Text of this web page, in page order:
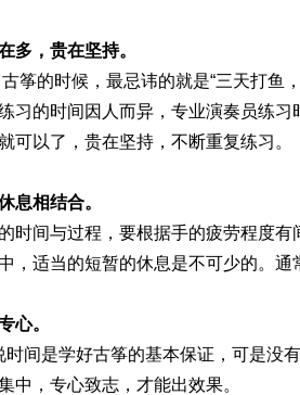
多，贵在坚持。
的时候，最忌讳的就是“三天打鱼，
习的时间因人而异，专业演奏员练
可以了，贵在坚持，不断重复练习。
息相结合。
间与过程，要根据手的疲劳程度有
，适当的短暂的休息是不可少的。通
心。
间是学好古筝的基本保证，可是没
中，专心致志，才能出效果。